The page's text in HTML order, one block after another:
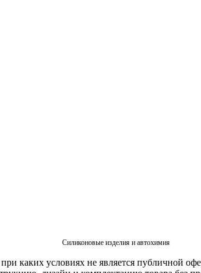
Силиконовые изделия и автохимия
каких условиях не является публичной